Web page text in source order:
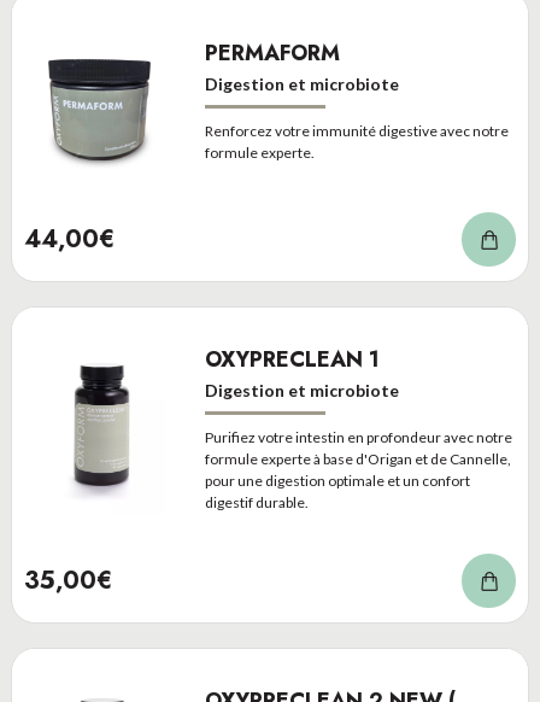
PERMAFORM
Digestion et microbiote
Renforcez votre immunité digestive avec notre
formule experte.
44,00€
OXYPRECLEAN 1
Digestion et microbiote
Purifiez votre intestin en profondeur avec notre
formule experte à base d'Origan et de Cannelle,
pour une digestion optimale et un confort
digestif durable.
35,00€